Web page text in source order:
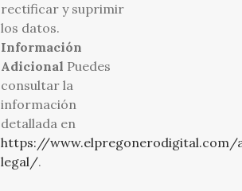
rectificar y suprimir
los datos.
Información
Adicional Puedes
consultar la
información
detallada en
https://www.elpregonerodigital.com/
legal/.